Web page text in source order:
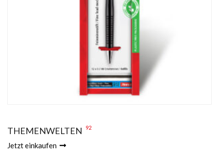
THEMENWELTEN 92
Jetzt einkaufen